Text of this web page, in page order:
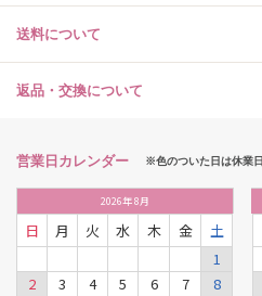
送料について
返品・交換について
営業日カレンダー ※色のついた日は休業日
2026年8月
日 月 火 水 木 金
土
1
2
3 4 5 6 7
8